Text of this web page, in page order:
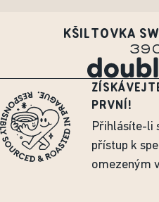
KŠILTOVKA
PRVNÍ!
Přihlásíte-li
přístup k
omezeným